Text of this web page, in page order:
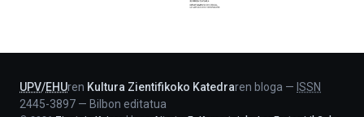
Jaurlaritza
UPV/EHUren Kultura Zientifikoko Katedraren bloga — ISSN
2445-3897 — Bilbon editatua